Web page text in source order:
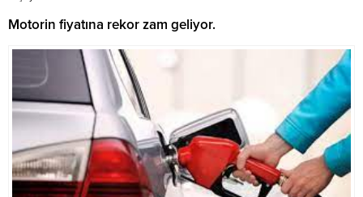
Motorin fiyatına rekor zam geliyor.